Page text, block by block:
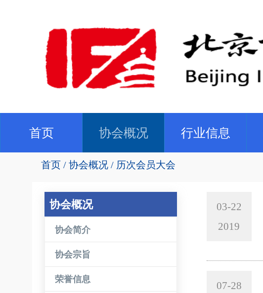
首页(current)协会概况 行业信息
首页 协会概况 历次会员大会
协会概况
协会简介
协会宗旨
荣誉信息
03-22
2019
07-28